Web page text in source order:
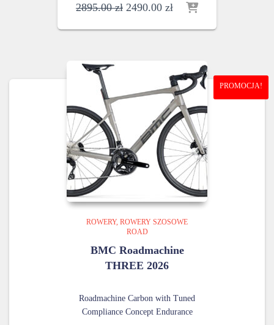
2895.00zł Pierwotna
wynosiła:
2490.00 złAktualna
wynosi:
PROMOCJA!
ROWERY ROWERY SZOSOWE
ROAD
BMC Roadmachine
THREE 2026
Roadmachine Carbon with Tuned
Compliance Concept Endurance